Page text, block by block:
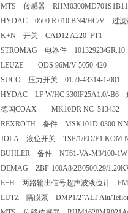
MTS 传感器
HYDAC 0500 R 010 BN4/HC/V 过滤
K+N 开关 CAD12 A220 FT1
STROMAG 电器件 10132923/GR.10
LEUZE ODS 96M/V-5050-420
SUCO 压力开关 0159-43314-1-001
HYDAC LF W/HC 330IF25A1.0/-B6
德国COAX MK10DR NC 513432
REXROTH 备件 MSK101D-0300-
JOLA 液位开关 TSP/1/ED/E1
BUHLER 备件 NT61-VA-M3/100-
DEMAG ZBF-100A8/2B0500.29/
E+H 两路输出信号超声波液位计
LUTZ 隔膜泵 DMP1/2”ALT Alu/